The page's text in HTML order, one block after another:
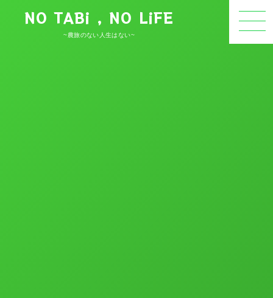
NO TABi , NO LiFE
~農旅のない人生はない~